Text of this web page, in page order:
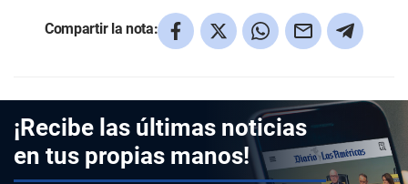
Compartir la nota:
¡Recibe las últimas noticias
en tus propias manos!